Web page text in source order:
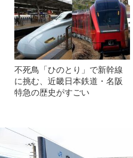
不死鳥「ひのとり」で新幹線
に挑む、近畿日本鉄道・名阪
特急の歴史がすごい